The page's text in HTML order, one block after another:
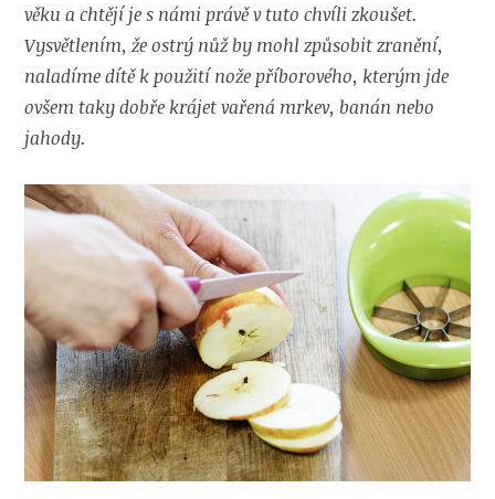
věku a chtějí je s námi právě v tuto chvíli zkoušet.
Vysvětlením, že ostrý nůž by mohl způsobit zranění,
naladíme dítě k použití nože příborového, kterým jde
ovšem taky dobře krájet vařená mrkev, banán nebo
jahody.